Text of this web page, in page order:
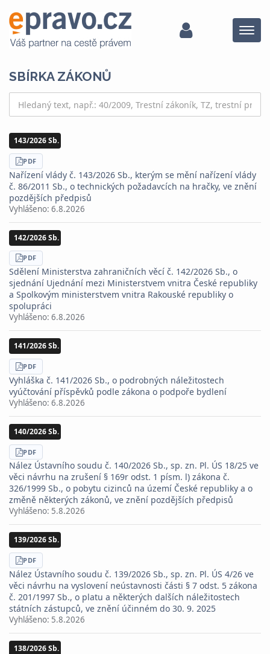
Menu
SBÍRKA ZÁKONŮ
143/2026 Sb.
STÁHNOUT
PDF
Nařízení vlády č. 143/2026 Sb., kterým se mění nařízení vlády
č. 86/2011 Sb., o technických požadavcích na hračky, ve znění
pozdějších předpisů
Vyhlášeno: 6.8.2026
142/2026 Sb.
STÁHNOUT
PDF
Sdělení Ministerstva zahraničních věcí č. 142/2026 Sb., o
sjednání Ujednání mezi Ministerstvem vnitra České republiky
a Spolkovým ministerstvem vnitra Rakouské republiky o
spolupráci
Vyhlášeno: 6.8.2026
141/2026 Sb.
STÁHNOUT
PDF
Vyhláška č. 141/2026 Sb., o podrobných náležitostech
vyúčtování příspěvků podle zákona o podpoře bydlení
Vyhlášeno: 6.8.2026
140/2026 Sb.
STÁHNOUT
PDF
Nález Ústavního soudu č. 140/2026 Sb., sp. zn. Pl. ÚS 18/25 ve
věci návrhu na zrušení § 169r odst. 1 písm. l) zákona č.
326/1999 Sb., o pobytu cizinců na území České republiky a o
změně některých zákonů, ve znění pozdějších předpisů
Vyhlášeno: 5.8.2026
139/2026 Sb.
STÁHNOUT
PDF
Nález Ústavního soudu č. 139/2026 Sb., sp. zn. Pl. ÚS 4/26 ve
věci návrhu na vyslovení neústavnosti části § 7 odst. 5 zákona
č. 201/1997 Sb., o platu a některých dalších náležitostech
státních zástupců, ve znění účinném do 30. 9. 2025
Vyhlášeno: 5.8.2026
138/2026 Sb.